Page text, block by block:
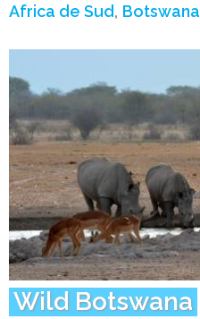
Africa de Sud Botswana
Wild Botswana